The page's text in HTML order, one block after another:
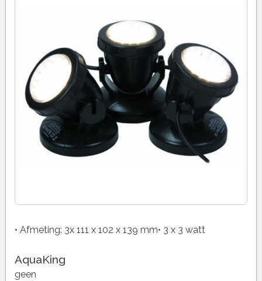
• Afmeting: 3x 111 x 102 x 139 mm• 3 x 3 watt
AquaKing
geen